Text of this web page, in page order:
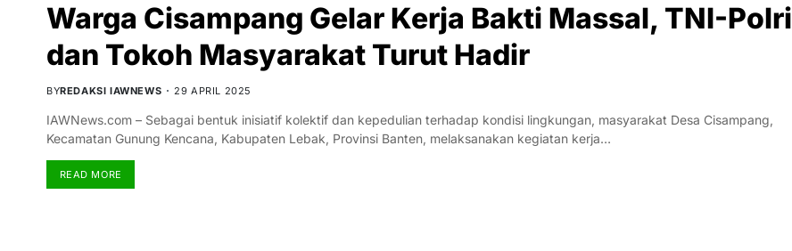
Warga Cisampang Gelar Kerja Bakti Massal, TNI-Polri
dan Tokoh Masyarakat Turut Hadir
BYREDAKSI IAWNEWS 29 APRIL 2025
IAWNews.com – Sebagai bentuk inisiatif kolektif dan kepedulian terhadap kondisi lingkungan, masyarakat Desa Cisampang,
Kecamatan Gunung Kencana, Kabupaten Lebak, Provinsi Banten, melaksanakan kegiatan kerja…
READ MORE